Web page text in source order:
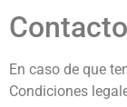
Contacto
En caso de que
Condiciones